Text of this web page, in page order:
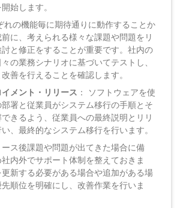
始します。
れの機能毎に期待通りに動作することか
に、考えられる様々な課題や問題をリ
と修正をすることが重要です。社内の
の業務シナリオに基づいてテストし、
善を行えることを確認します。
メント・リリース ： ソフトウェアを使
署と従業員がシステム移行の手順とそ
きるよう、従業員への最終説明とリリ
、最終的なシステム移行を行います。
ス後課題や問題が出てきた場合に備
内外でサポート体制を整えておきま
新する必要がある場合や追加がある場
順位を明確にし、改善作業を行いま